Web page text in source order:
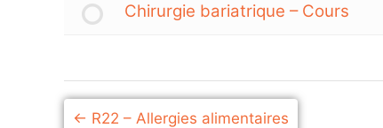
Chirurgie bariatrique – Cours
R22 – Allergies alimentaires